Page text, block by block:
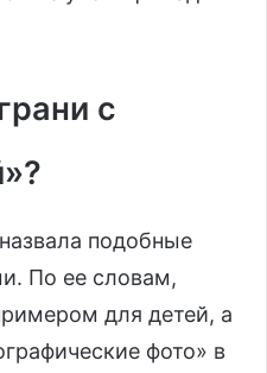
с
подобные
По ее словам,
для детей, а
фото» в